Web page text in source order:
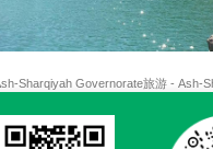
Sharqiyah Governorate旅游 - Ash-